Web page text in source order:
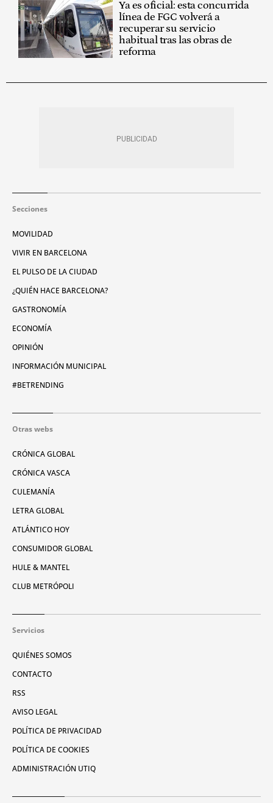
Ya es oficial: esta concurrida
línea de FGC volverá a
recuperar su servicio
habitual tras las obras de
reforma
Secciones
MOVILIDAD
VIVIR EN BARCELONA
EL PULSO DE LA CIUDAD
¿QUIÉN HACE BARCELONA?
GASTRONOMÍA
ECONOMÍA
OPINIÓN
INFORMACIÓN MUNICIPAL
#BETRENDING
Otras webs
CRÓNICA GLOBAL
CRÓNICA VASCA
CULEMANÍA
LETRA GLOBAL
ATLÁNTICO HOY
CONSUMIDOR GLOBAL
HULE & MANTEL
CLUB METRÓPOLI
Servicios
QUIÉNES SOMOS
CONTACTO
RSS
AVISO LEGAL
POLÍTICA DE PRIVACIDAD
POLÍTICA DE COOKIES
ADMINISTRACIÓN UTIQ